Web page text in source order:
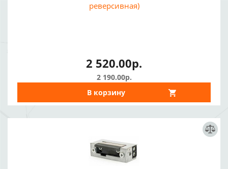
реверсивная)
2 520.00р.
2 190.00р.
В корзину